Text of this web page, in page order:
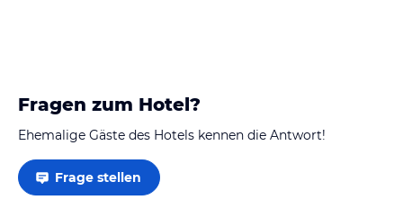
Fragen zum Hotel?
Ehemalige Gäste des Hotels kennen die Antwort!
Frage stellen